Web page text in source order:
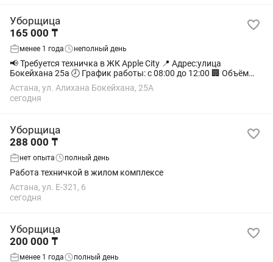
Уборщица
165 000 ₸
менее 1 года неполный день
📢 Требуется техничка в ЖК Apple City 📍 Адрес:улица
Бокейхана 25а 🕗 График работы: с 08:00 до 12:00 🏢 Объём
работы: 3подъезда 10-этажный 💰 Заработная плата: 165000
тг 📞 По всем вопросам обращаться:
Астана, ул. Алихана Бокейхана, 25А
сегодня
Уборщица
288 000 ₸
нет опыта полный день
Работа техничкой в жилом комплексе
Астана, ул. Е-321, 6
сегодня
Уборщица
200 000 ₸
менее 1 года полный день